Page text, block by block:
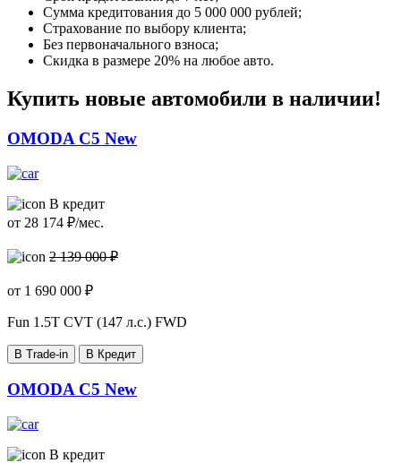
Сумма кредитования до 5 000 000 рублей;
Страхование по выбору клиента;
Без первоначального взноса;
Скидка в размере 20% на любое авто.
Купить новые автомобили в наличии!
OMODA C5 New
В кредит
от 28 174 ₽/мес.
2 139 000 ₽
от 1 690 000 ₽
Fun 1.5T CVT (147 л.с.) FWD
В Trade-in В Кредит
OMODA C5 New
В кредит